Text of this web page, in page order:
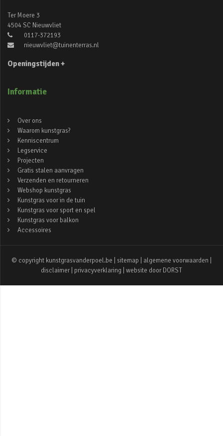
Ter Moere 3
4504 SC Nieuwvliet
0117-372193
nieuwvliet@tuinenterras.nl
Openingstijden +
Informatie
Over ons
Waarom kunstgras?
Kenniscentrum
Legservice
Projecten
Gratis stalen aanvragen
Verzenden en retourneren
Webshop kunstgras
Kunstgras voor in de tuin
Kunstgras voor sport en spel
Kunstgras voor balkon
Accessoires
© copyright kunstgrasvanderpoel.be | sitemap algemene voorwaarden
disclaimer
privacyverklaring | website door DORST